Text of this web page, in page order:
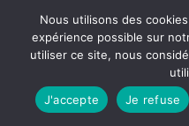
Nous utilisons des
expérience possible sur
utiliser ce site, nous
J'accepte
Je refuse